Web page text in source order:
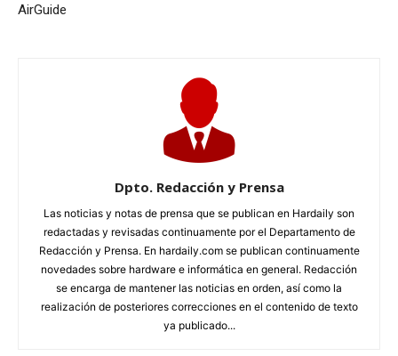
AirGuide
Dpto. Redacción y Prensa
Las noticias y notas de prensa que se publican en Hardaily son
redactadas y revisadas continuamente por el Departamento de
Redacción y Prensa. En hardaily.com se publican continuamente
novedades sobre hardware e informática en general. Redacción
se encarga de mantener las noticias en orden, así como la
realización de posteriores correcciones en el contenido de texto
ya publicado...